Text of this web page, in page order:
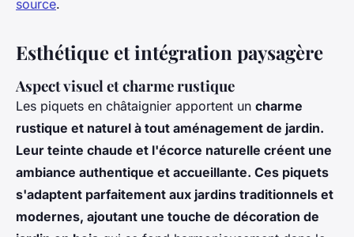
source.
Esthétique et intégration paysagère
Aspect visuel et charme rustique
Les piquets en châtaignier apportent un charme
rustique et naturel à tout aménagement de jardin.
Leur teinte chaude et l'écorce naturelle créent une
ambiance authentique et accueillante. Ces piquets
s'adaptent parfaitement aux jardins traditionnels et
modernes, ajoutant une touche de décoration de